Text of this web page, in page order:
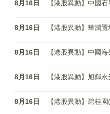
8月16日 【港股異動】中國
8月16日 【港股異動】華潤
8月16日 【港股異動】中國
8月16日 【港股異動】旭輝
8月16日 【港股異動】碧桂